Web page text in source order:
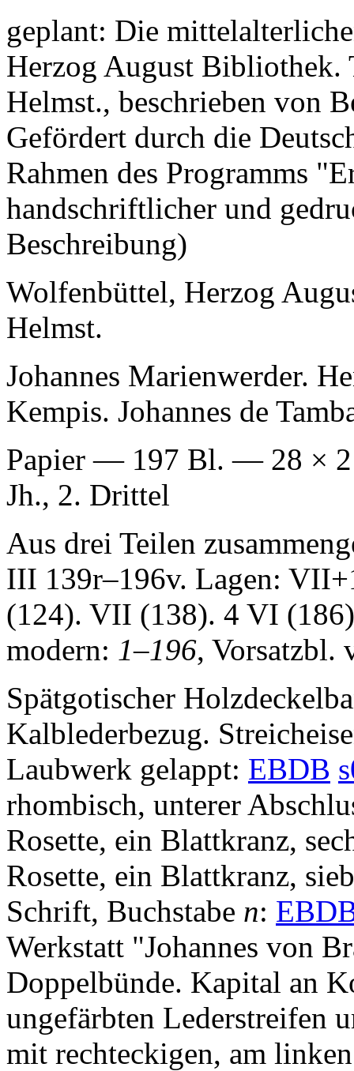
geplant: Die
Herzog August
Helmst., beschrieben von
Gefördert durch die
Rahmen des Programms
handschriftlicher und
Beschreibung)
Wolfenbüttel, Herzog
Helmst.
Johannes Marienwerder.
Kempis. Johannes de
Papier — 197 Bl. — 28 ×
Jh., 2. Drittel
Aus drei Teilen
III 139r–196v. Lagen:
(124). VII (138). 4 VI
modern: 1–196, Vorsatzbl.
Spätgotischer
Kalblederbezug.
Laubwerk gelappt: EBDB
rhombisch, unterer
Rosette, ein Blattkranz,
Rosette, ein Blattkranz,
Schrift, Buchstabe n:
Werkstatt "Johannes von
Doppelbünde. Kapital an
ungefärbten Lederstreifen
mit rechteckigen, am